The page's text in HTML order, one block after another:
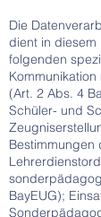
Die
dient in diesem
folgenden
(Art. 2 Abs. 4
Schüler- und
BayEUG);